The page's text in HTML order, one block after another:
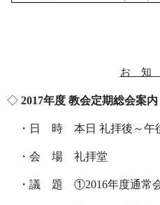
お 知
◇2017年度 教会定期総会案内
・日 時 本日 礼拝後～午
・会 場 礼拝堂
・議 題 ①2016年度通常